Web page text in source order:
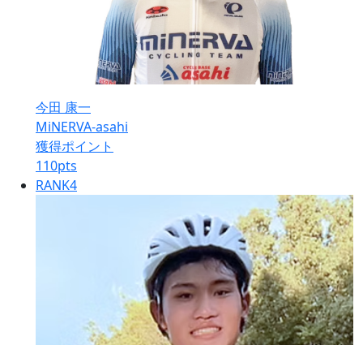
今田 康一
MiNERVA-asahi
獲得ポイント
110pts
RANK4